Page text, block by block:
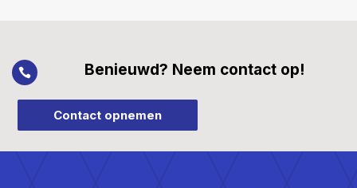
 Benieuwd? Neem contact op!
Contact opnemen